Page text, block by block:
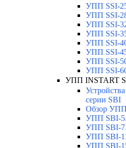
УПП SSI-
УПП SSI-
УПП SSI-
УПП SSI-
УПП SSI-
УПП SSI-
УПП SSI-
УПП SSI-
УПП INSTART
серии SBI
Обзор
УПП SBI-
УПП SBI-
УПП SBI-
УПП SBI-